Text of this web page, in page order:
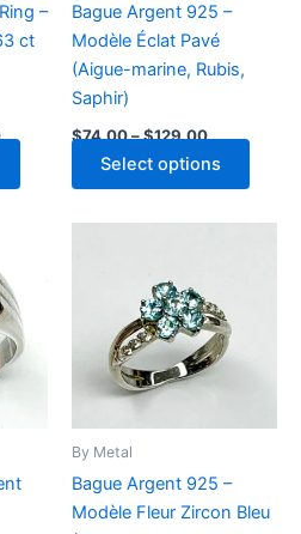
–
ct
Current
$1,189.00.
Bague Argent 925 –
Modèle Éclat Pavé
(Aigue-marine, Rubis,
Saphir)
$74.00–$129.00Price
$74.00
through
Select options
has
By Metal
Bague Argent 925 –
Modèle Fleur Zircon Bleu